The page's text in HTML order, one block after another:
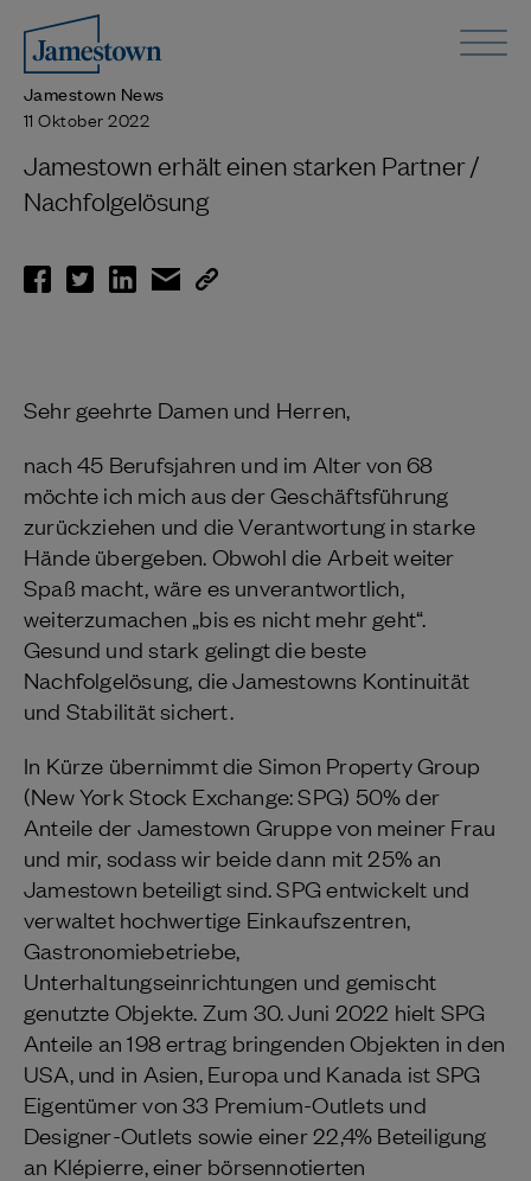
Jamestown News
11 Oktober 2022
Jamestown erhält einen starken Partner /
Nachfolgelösung
Sehr geehrte Damen und Herren,
nach 45 Berufsjahren und im Alter von 68
möchte ich mich aus der Geschäftsführung
zurückziehen und die Verantwortung in starke
Hände übergeben. Obwohl die Arbeit weiter
Spaß macht, wäre es unverantwortlich,
weiterzumachen „bis es nicht mehr geht“.
Gesund und stark gelingt die beste
Nachfolgelösung, die Jamestowns Kontinuität
und Stabilität sichert.
In Kürze übernimmt die Simon Property Group
(New York Stock Exchange: SPG) 50% der
Anteile der Jamestown Gruppe von meiner Frau
und mir, sodass wir beide dann mit 25% an
Jamestown beteiligt sind. SPG entwickelt und
verwaltet hochwertige Einkaufszentren,
Gastronomiebetriebe,
Unterhaltungseinrichtungen und gemischt
genutzte Objekte. Zum 30. Juni 2022 hielt SPG
Anteile an 198 ertrag bringenden Objekten in den
USA, und in Asien, Europa und Kanada ist SPG
Eigentümer von 33 Premium-Outlets und
Designer-Outlets sowie einer 22,4% Beteiligung
an Klépierre, einer börsennotierten